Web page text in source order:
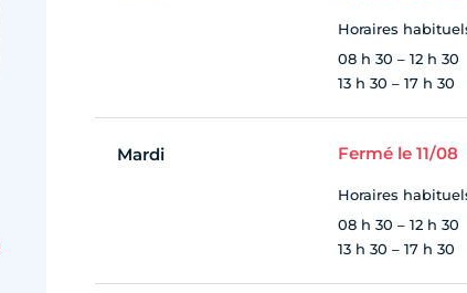
Horaires
08 h 30 – 12 h 30
13 h 30 – 17 h 30
Mardi Fermé le 11/08
Horaires
08 h 30 – 12 h 30
13 h 30 – 17 h 30